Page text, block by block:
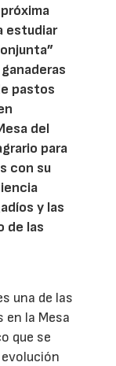
estudiar
pastos
del
para
con su
y las
de las
una de las
en la Mesa
que se